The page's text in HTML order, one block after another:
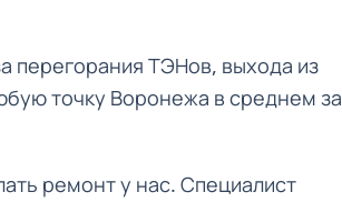
перегорания ТЭНов, выхода из
точку Воронежа в среднем за
ремонт у нас. Специалист